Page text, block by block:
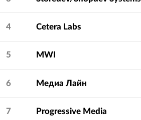
4 Cetera Labs
5 MWI
6 Медиа Лайн
7 Progressive Media